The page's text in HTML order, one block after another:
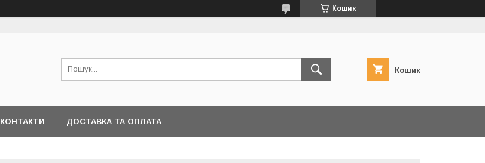
Кошик
Кошик
КОНТАКТИ ДОСТАВКА ТА ОПЛАТА